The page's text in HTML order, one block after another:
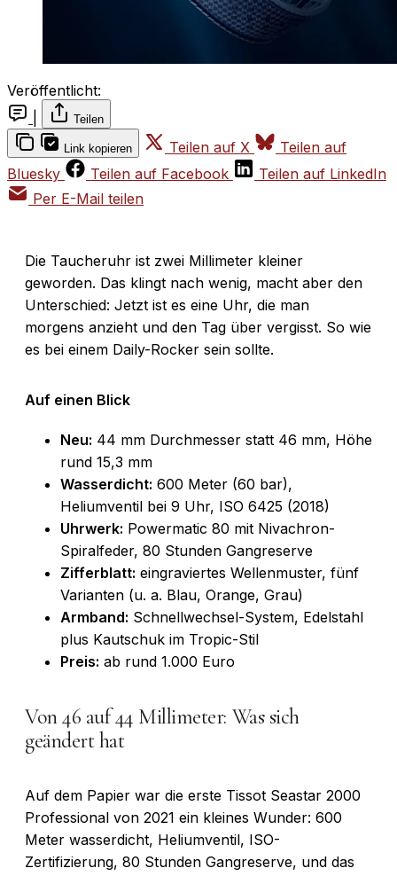
Veröffentlicht:
Teilen
Link kopieren Teilen auf X
Teilen auf
Bluesky
Teilen auf Facebook
Teilen auf LinkedIn
Per E-Mail teilen
Die Taucheruhr ist zwei Millimeter kleiner
geworden. Das klingt nach wenig, macht aber den
Unterschied: Jetzt ist es eine Uhr, die man
morgens anzieht und den Tag über vergisst. So wie
es bei einem Daily-Rocker sein sollte.
Auf einen Blick
Neu: 44 mm Durchmesser statt 46 mm, Höhe
rund 15,3 mm
Wasserdicht: 600 Meter (60 bar),
Heliumventil bei 9 Uhr, ISO 6425 (2018)
Uhrwerk: Powermatic 80 mit Nivachron-
Spiralfeder, 80 Stunden Gangreserve
Zifferblatt: eingraviertes Wellenmuster, fünf
Varianten (u. a. Blau, Orange, Grau)
Armband: Schnellwechsel-System, Edelstahl
plus Kautschuk im Tropic-Stil
Preis: ab rund 1.000 Euro
Von 46 auf 44 Millimeter: Was sich
geändert hat
Auf dem Papier war die erste Tissot Seastar 2000
Professional von 2021 ein kleines Wunder: 600
Meter wasserdicht, Heliumventil, ISO-
Zertifizierung, 80 Stunden Gangreserve, und das